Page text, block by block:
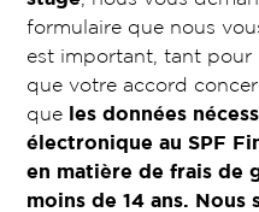
formulaire que nous
est important , tant
que votre accord
que les données
électronique au SPF
en matière de frais de
moins de 14 ans. Nous